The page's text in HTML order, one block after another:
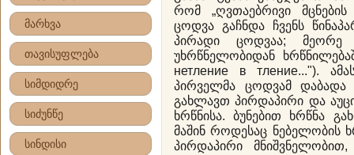
მარხვა
თავისუფლება
სიმდიდრე
სიძუნწე
სინდისი
რომ „ღვთაებრივი
ცოდვა გაჩნდა ჩვენს
პირადი ცოდვაა; მეორე
უხრწნელობიდან
нетление в тление...").
პირველმა ცოდვამ დაბადა
გახლავთ პირდაპირი და
ხრწნისა. ბუნებით ხრწნა
მაშინ როდესაც ნებელობის
პირდაპირი მნიშვნელობით,